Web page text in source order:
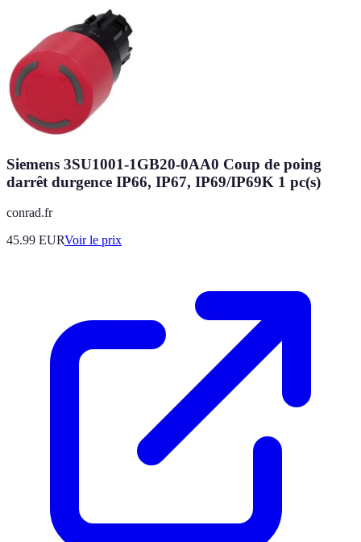
Siemens 3SU1001-1GB20-0AA0 Coup de poing
darrêt durgence IP66, IP67, IP69/IP69K 1 pc(s)
conrad.fr
45.99 EURVoir le prix